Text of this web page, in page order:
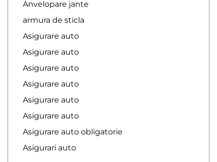
Anvelopare jante
armura de sticla
Asigurare auto
Asigurare auto
Asigurare auto
Asigurare auto
Asigurare auto
Asigurare auto
Asigurare auto obligatorie
Asigurari auto